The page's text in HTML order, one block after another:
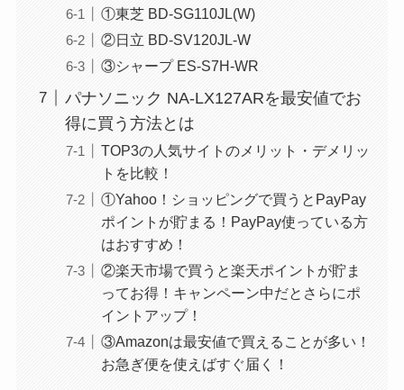
①東芝 BD-SG110JL(W)
②日立 BD-SV120JL-W
③シャープ ES-S7H-WR
パナソニック NA-LX127ARを最安値でお
得に買う方法とは
TOP3の人気サイトのメリット・デメリッ
トを比較！
①Yahoo！ショッピングで買うとPayPay
ポイントが貯まる！PayPay使っている方
はおすすめ！
②楽天市場で買うと楽天ポイントが貯ま
ってお得！キャンペーン中だとさらにポ
イントアップ！
③Amazonは最安値で買えることが多い！
お急ぎ便を使えばすぐ届く！